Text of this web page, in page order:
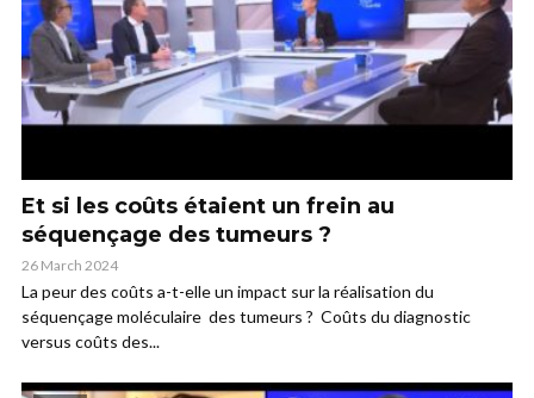
Et si les coûts étaient un frein au
séquençage des tumeurs ?
26 March 2024
La peur des coûts a-t-elle un impact sur la réalisation du
séquençage moléculaire des tumeurs ? Coûts du diagnostic
versus coûts des...